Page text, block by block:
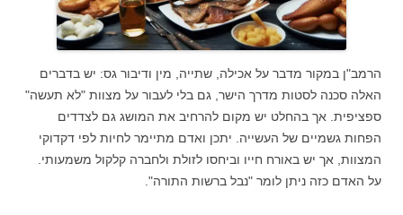
הרמב"ן במקור מדבר על אכילה, שתייה, מין ודיבור גס: יש בדברים
האלה סכנה לסטות מדרך הישר, גם בלי לעבור על מצוות "לא תעשה"
ספציפית. אך בהחלט יש מקום להרחיב את המושג גם לצדדים
הפחות גשמיים של העשייה. יתכן ואדם מתיימר לחיות לפי דקדוקי
המצוות, אך יש באורח חייו וביחסו לזולת ולחברה קלקול משמעותי.
על האדם כזה ניתן לומר "נבל ברשות התורה".